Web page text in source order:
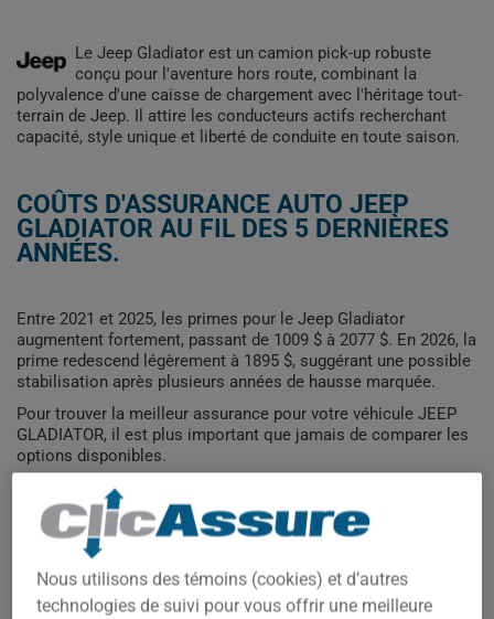
Le Jeep Gladiator est un camion pick-up robuste
conçu pour l'aventure hors route, combinant la
polyvalence d'une caisse de chargement avec l'héritage tout-
terrain de Jeep. Il attire les conducteurs actifs recherchant
capacité, style unique et liberté de conduite en toute saison.
COÛTS D'ASSURANCE AUTO JEEP
GLADIATOR AU FIL DES 5 DERNIÈRES
ANNÉES.
Entre 2021 et 2025, les primes pour le Jeep Gladiator
augmentent fortement, passant de 1009 $ à 2077 $. En 2026, la
prime redescend légèrement à 1895 $, suggérant une possible
stabilisation après plusieurs années de hausse marquée.
Pour trouver la meilleur assurance pour votre véhicule JEEP
GLADIATOR, il est plus important que jamais de comparer les
options disponibles.
2 000$
Nous utilisons des témoins (cookies) et d’autres
technologies de suivi pour vous offrir une meilleure